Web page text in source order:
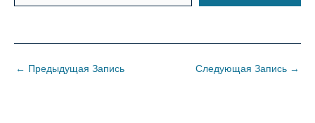
← Предыдущая Запись Следующая Запись →